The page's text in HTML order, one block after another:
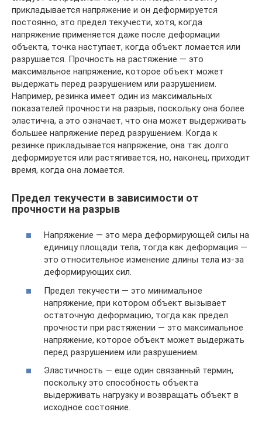
прикладывается напряжение и он деформируется
постоянно, это предел текучести, хотя, когда
напряжение применяется даже после деформации
объекта, точка наступает, когда объект ломается или
разрушается. Прочность на растяжение — это
максимальное напряжение, которое объект может
выдержать перед разрушением или разрушением.
Например, резинка имеет один из максимальных
показателей прочности на разрыв, поскольку она более
эластична, а это означает, что она может выдерживать
большее напряжение перед разрушением. Когда к
резинке прикладывается напряжение, она так долго
деформируется или растягивается, но, наконец, приходит
время, когда она ломается.
Предел текучести в зависимости от
прочности на разрыв
Напряжение — это мера деформирующей силы на
единицу площади тела, тогда как деформация —
это относительное изменение длины тела из-за
деформирующих сил.
Предел текучести — это минимальное
напряжение, при котором объект вызывает
остаточную деформацию, тогда как предел
прочности при растяжении — это максимальное
напряжение, которое объект может выдержать
перед разрушением или разрушением.
Эластичность — еще один связанный термин,
поскольку это способность объекта
выдерживать нагрузку и возвращать объект в
исходное состояние.